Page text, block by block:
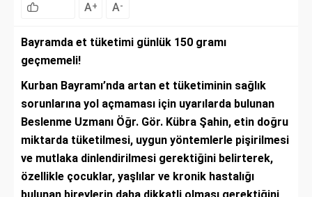
A+ A-
Bayramda et tüketimi günlük 150 gramı
geçmemeli!
Kurban Bayramı’nda artan et tüketiminin sağlık
sorunlarına yol açmaması için uyarılarda bulunan
Beslenme Uzmanı Öğr. Gör. Kübra Şahin, etin doğru
miktarda tüketilmesi, uygun yöntemlerle pişirilmesi
ve mutlaka dinlendirilmesi gerektiğini belirterek,
özellikle çocuklar, yaşlılar ve kronik hastalığı